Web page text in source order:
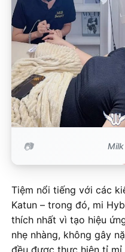
Milk
Tiệm nổi tiếng với các
Katun – trong đó, mi
thích nhất vì tạo hiệu
nhẹ nhàng, không gây